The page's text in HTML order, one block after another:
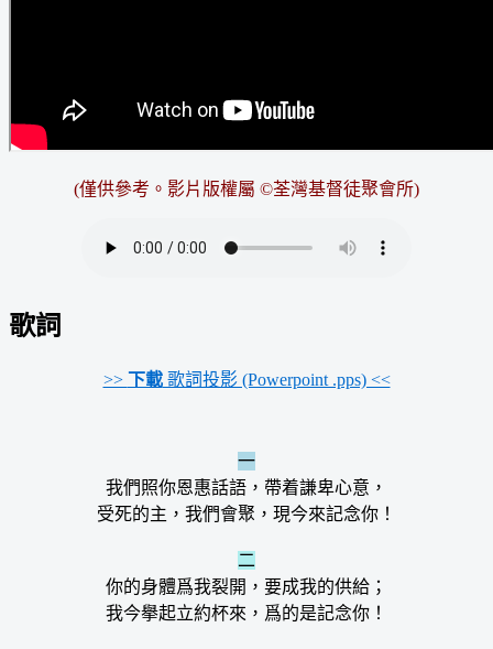
(僅供參考。影片版權屬 ©荃灣基督徒聚會所)
歌詞
>> 下載歌詞投影 (Powerpoint .pps) <<
一
我們照你恩惠話語，帶着謙卑心意，
受死的主，我們會聚，現今來記念你！
二
你的身體爲我裂開，要成我的供給；
我今擧起立約杯來，爲的是記念你！